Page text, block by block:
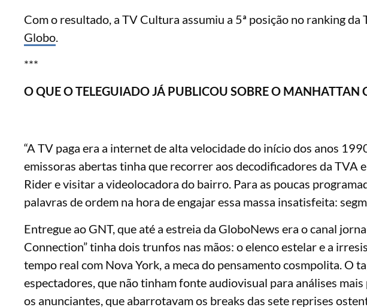
Com o resultado, a TV Cultura assumiu a 5ª posição no ranking da
Globo.
***
O QUE O TELEGUIADO JÁ PUBLICOU SOBRE O MANHATTAN
“A TV paga era a internet de alta velocidade do início dos anos
emissoras abertas tinha que recorrer aos decodificadores da TVA
Rider e visitar a videolocadora do bairro. Para as poucas
palavras de ordem na hora de engajar essa massa insatisfeita:
Entregue ao GNT, que até a estreia da GloboNews era o canal
Connection” tinha dois trunfos nas mãos: o elenco estelar e a
tempo real com Nova York, a meca do pensamento cosmpolita. O
espectadores, que não tinham fonte audiovisual para análises
os anunciantes, que abarrotavam os breaks das sete reprises